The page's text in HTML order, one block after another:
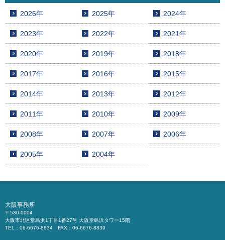
2026年 2025年 2024年
2023年 2022年 2021年
2020年 2019年 2018年
2017年 2016年 2015年
2014年 2013年 2012年
2011年 2010年 2009年
2008年 2007年 2006年
2005年 2004年
大阪事務所
〒530-0004
大阪市北区堂島浜1丁目1番27号 大阪堂島浜タワー15階
TEL：06-6676-8834 FAX：06-6676-8839